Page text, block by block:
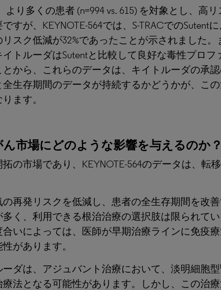
より多くの患者 (n=994 vs. 615) を対象とし、
すが、KEYNOTE-564では、S-TRACでのSutent
スク低減が32%であったことが示されました。
トルーダはSutentと比較して良好な毒性プロ
から、これらのデータは、キイトルーダの承
生存期間のデータが持続するかどうかが、こ
ます。
市場にどのような影響を与えるのか
の市場であり、KEYNOTE-564のデータは、転
再発リスクを低減し、患者の全生存期間を改
く、利用できる根治治療の選択肢は限られて
いによっては、医師が早期治療ラインに免疫
があります。
ダは、アジュバント治療において、淡明細胞
法となる可能性があります。しかし、この治